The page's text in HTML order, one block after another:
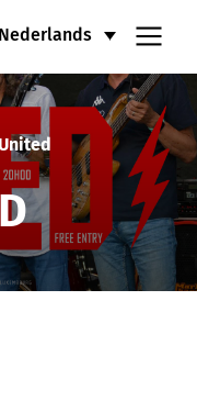
Nederlands